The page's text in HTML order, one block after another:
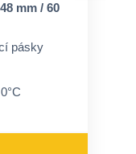
mm / 60
pásky